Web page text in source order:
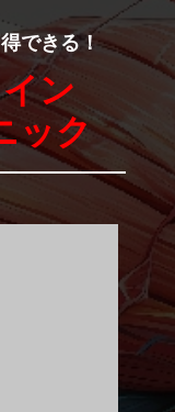
できる！
ン
ック